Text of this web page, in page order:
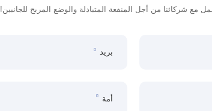
مع شركائنا من أجل المنفعة المتبادلة والوضع المربح للجانبين!
بريد
أمة